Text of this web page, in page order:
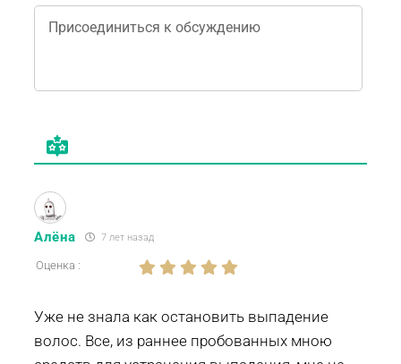
Алёна 7 лет назад
Оценка :
Уже не знала как остановить выпадение
волос. Все, из раннее пробованных мною